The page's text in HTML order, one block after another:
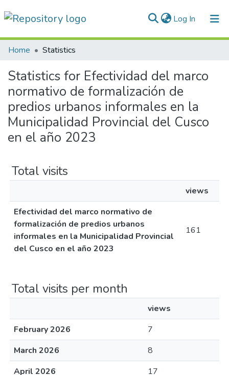
Log In (current)
Communities & Collections
All of DSpace
Normativas
Home Statistics
Statistics for Efectividad del marco
normativo de formalización de
predios urbanos informales en la
Municipalidad Provincial del Cusco
en el año 2023
Total visits
views
Efectividad del marco normativo de
formalización de predios urbanos
informales en la Municipalidad Provincial
del Cusco en el año 2023
161
Total visits per month
views
February 2026
7
March 2026
8
April 2026
17